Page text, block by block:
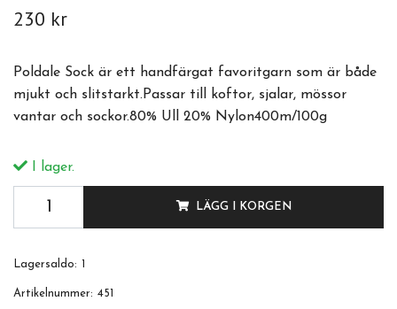
230 kr
Poldale Sock är ett handfärgat favoritgarn som är både
mjukt och slitstarkt.Passar till koftor, sjalar, mössor
vantar och sockor.80% Ull 20% Nylon400m/100g
I lager.
LÄGG I KORGEN
Lagersaldo: 1
Artikelnummer: 451